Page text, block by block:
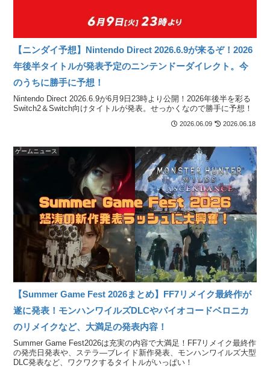
【ニンダイ予想】Nintendo Direct 2026.6.9が来るぞ！2026
年後半タイトルが発表予定のニンテンドーダイレクト。今
のうちに勝手に予想！
Nintendo Direct 2026.6.9が6月9日23時より公開！2026年後半を彩る
Switch2＆Switch向けタイトルが発表。せっかくなので勝手に予想！
2026.06.09 2026.06.18
ゲームニュース
【Summer Game Fest 2026まとめ】FF7リメイク最終作が
遂に発表！モンハンワイルズDLCやバイオコードベロニカ
のリメイクなど、大満足の発表内容！
Summer Game Fest2026は充実の内容で大満足！FF7リメイク最終作
の発売日発表や、ステラ―ブレイド新作発表、モンハンワイルズ大型
DLC発表など、ワクワクするタイトルがいっぱい！